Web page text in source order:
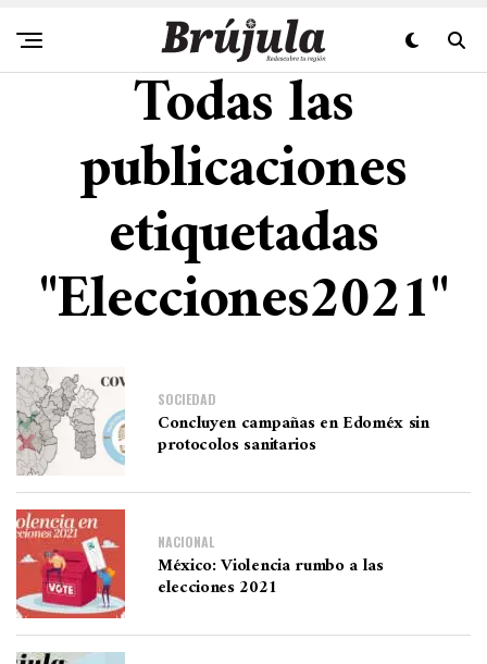
Todas las
publicaciones
etiquetadas
"Elecciones2021"
SOCIEDAD
Concluyen campañas en Edoméx sin
protocolos sanitarios
NACIONAL
México: Violencia rumbo a las
elecciones 2021